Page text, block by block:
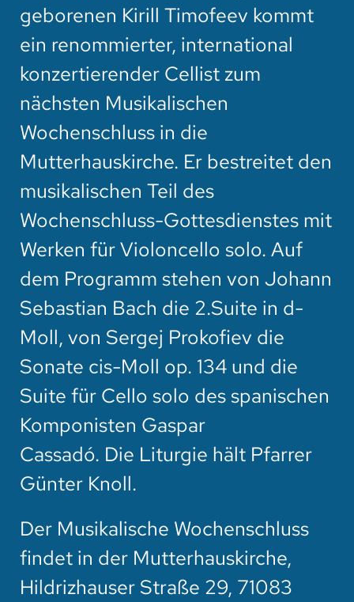
geborenen Kirill Timofeev kommt
ein renommierter, international
konzertierender Cellist zum
nächsten Musikalischen
Wochenschluss in die
Mutterhauskirche. Er bestreitet den
musikalischen Teil des
Wochenschluss-Gottesdienstes mit
Werken für Violoncello solo. Auf
dem Programm stehen von Johann
Sebastian Bach die 2.Suite in d-
Moll, von Sergej Prokofiev die
Sonate cis-Moll op. 134 und die
Suite für Cello solo des spanischen
Komponisten Gaspar
Cassadó. Die Liturgie hält Pfarrer
Günter Knoll.
Der Musikalische Wochenschluss
findet in der Mutterhauskirche,
Hildrizhauser Straße 29, 71083